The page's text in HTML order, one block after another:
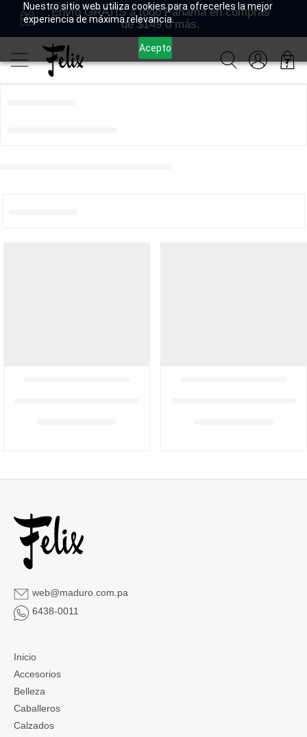
Nuestro sitio web utiliza cookies para ofrecerles la mejor
experiencia de máxima relevancia.
Acepto
Envío GRATIS a todo Panamá en compras
de $149 o más.
web@maduro.com.pa
6438-0011
Inicio
Accesorios
Belleza
Caballeros
Calzados